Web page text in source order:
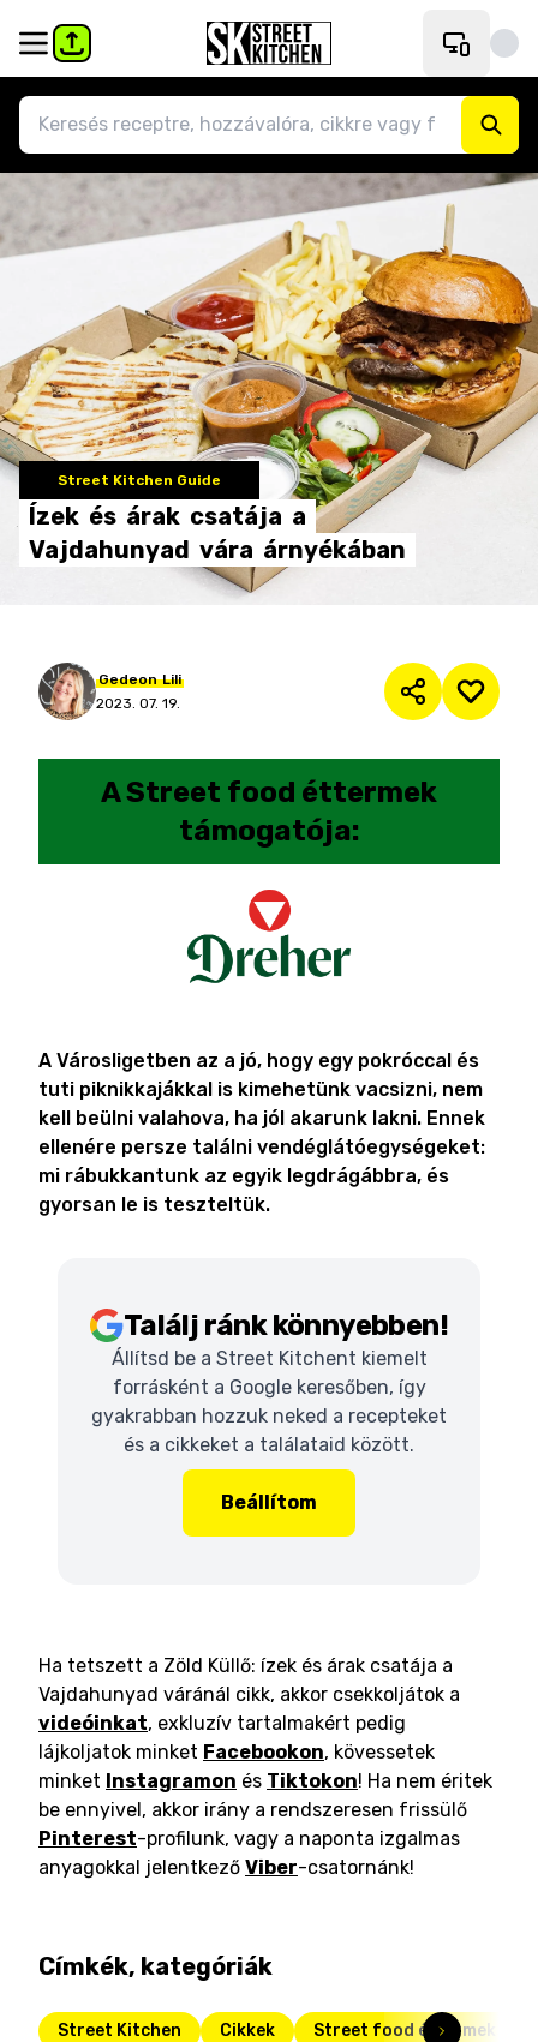
Street Kitchen Guide
Ízek és árak csatája a
Vajdahunyad vára árnyékában
Gedeon Lili
2023. 07. 19.
AStreet food éttermek
támogatója:
A Városligetben az a jó, hogy egy pokróccal és
tuti piknikkajákkal is kimehetünk vacsizni, nem
kell beülni valahova, ha jól akarunk lakni. Ennek
ellenére persze találni vendéglátóegységeket:
mi rábukkantunk az egyik legdrágábbra, és
gyorsan le is teszteltük.
Találj ránk könnyebben!
Állítsd be a Street Kitchent kiemelt
forrásként a Google keresőben, így
gyakrabban hozzuk neked a recepteket
és a cikkeket a találataid között.
Beállítom
Ha tetszett a Zöld Küllő: ízek és árak csatája a
Vajdahunyad váránál cikk, akkor csekkoljátok a
videóinkat, exkluzív tartalmakért pedig
lájkoljatok minket Facebookon, kövessetek
minket Instagramon és Tiktokon! Ha nem éritek
be ennyivel, akkor irány a rendszeresen frissülő
Pinterest-profilunk, vagy a naponta izgalmas
anyagokkal jelentkező Viber-csatornánk!
Címkék, kategóriák
Street Kitchen Cikkek Street food éttermek